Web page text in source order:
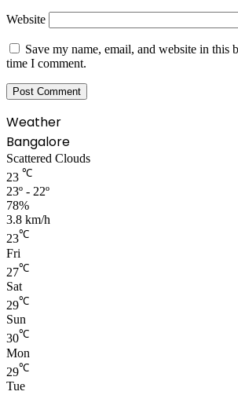
Website
Save my name, email, and website in this
time I comment.
Weather
Bangalore
Scattered Clouds
23 ℃
23º - 22º
78%
3.8 km/h
23℃
Fri
27℃
Sat
29℃
Sun
30℃
Mon
29℃
Tue